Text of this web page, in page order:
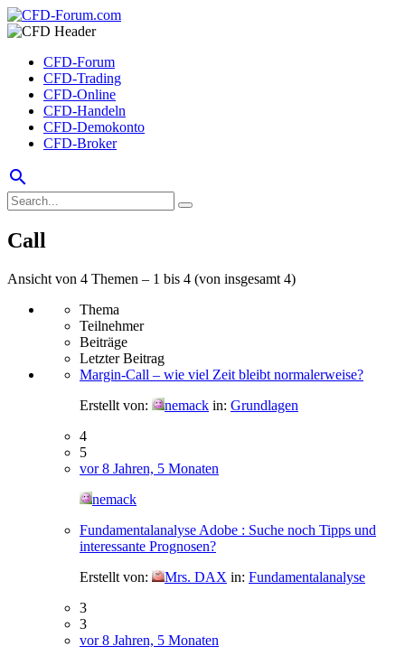
CFD-Forum
CFD-Trading
CFD-Online
CFD-Handeln
CFD-Demokonto
CFD-Broker
search
Call
Ansicht von 4 Themen – 1 bis 4 (von insgesamt 4)
Thema
Teilnehmer
Beiträge
Letzter Beitrag
Margin-Call – wie viel Zeit bleibt normalerweise?
Erstellt von:
nemack in: Grundlagen
4
5
vor 8 Jahren, 5 Monaten
nemack
Fundamentalanalyse Adobe : Suche noch Tipps und
interessante Prognosen?
Erstellt von:
Mrs. DAX in: Fundamentalanalyse
3
3
vor 8 Jahren, 5 Monaten